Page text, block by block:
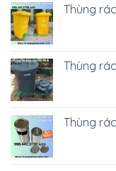
Thùng
Thùng
Thùng